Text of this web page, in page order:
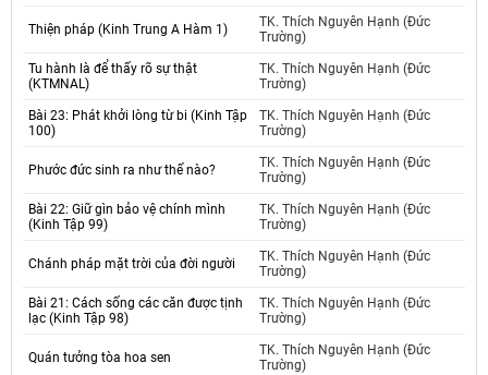
Thiện pháp (Kinh Trung A Hàm 1)
TK. Thích Nguyên Hạnh (Đức
Trường)
Tu hành là để thấy rõ sự thật
(KTMNAL)
TK. Thích Nguyên Hạnh (Đức
Trường)
Bài 23: Phát khởi lòng từ bi (Kinh Tập
100)
TK. Thích Nguyên Hạnh (Đức
Trường)
Phước đức sinh ra như thế nào?
TK. Thích Nguyên Hạnh (Đức
Trường)
Bài 22: Giữ gìn bảo vệ chính mình
(Kinh Tập 99)
TK. Thích Nguyên Hạnh (Đức
Trường)
Chánh pháp mặt trời của đời người
TK. Thích Nguyên Hạnh (Đức
Trường)
Bài 21: Cách sống các căn được tịnh
lạc (Kinh Tập 98)
TK. Thích Nguyên Hạnh (Đức
Trường)
Quán tưởng tòa hoa sen
TK. Thích Nguyên Hạnh (Đức
Trường)